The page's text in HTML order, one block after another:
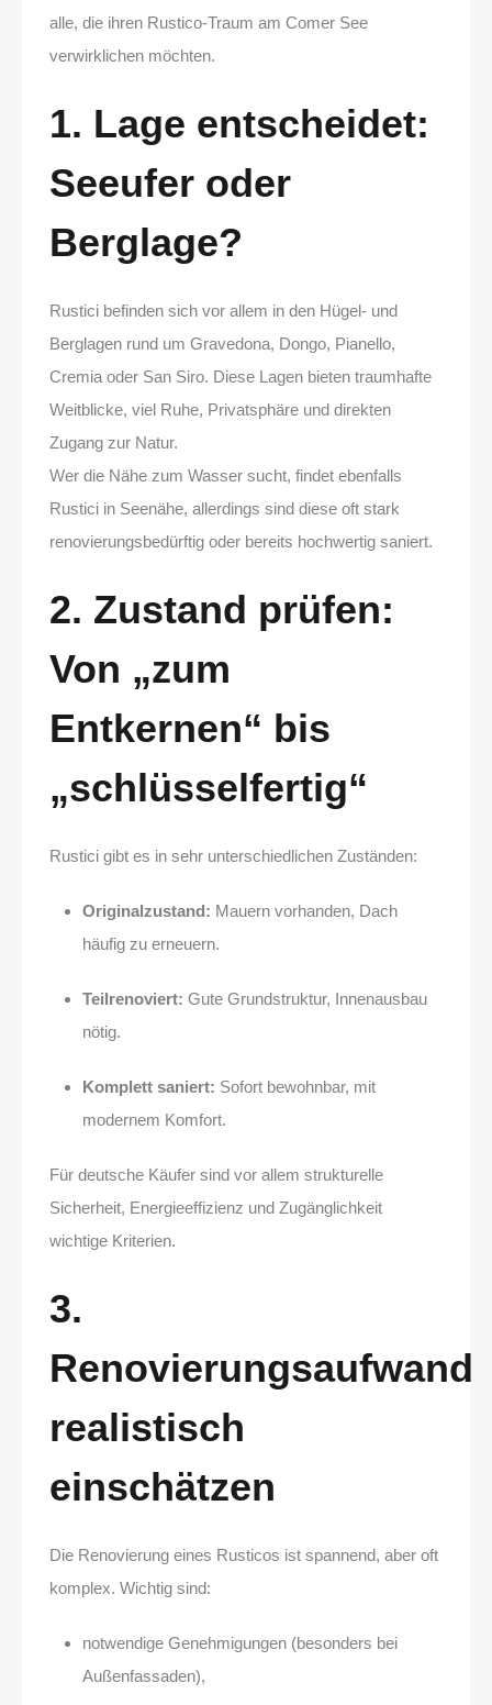
alle, die ihren Rustico-Traum am Comer See
verwirklichen möchten.
1. Lage entscheidet:
Seeufer oder
Berglage?
Rustici befinden sich vor allem in den Hügel- und
Berglagen rund um Gravedona, Dongo, Pianello,
Cremia oder San Siro. Diese Lagen bieten traumhafte
Weitblicke, viel Ruhe, Privatsphäre und direkten
Zugang zur Natur.
Wer die Nähe zum Wasser sucht, findet ebenfalls
Rustici in Seenähe, allerdings sind diese oft stark
renovierungsbedürftig oder bereits hochwertig saniert.
2. Zustand prüfen:
Von „zum
Entkernen“ bis
„schlüsselfertig“
Rustici gibt es in sehr unterschiedlichen Zuständen:
Originalzustand: Mauern vorhanden, Dach
häufig zu erneuern.
Teilrenoviert: Gute Grundstruktur, Innenausbau
nötig.
Komplett saniert: Sofort bewohnbar, mit
modernem Komfort.
Für deutsche Käufer sind vor allem strukturelle
Sicherheit, Energieeffizienz und Zugänglichkeit
wichtige Kriterien.
3.
Renovierungsaufwand
realistisch
einschätzen
Die Renovierung eines Rusticos ist spannend, aber oft
komplex. Wichtig sind:
notwendige Genehmigungen (besonders bei
Außenfassaden),